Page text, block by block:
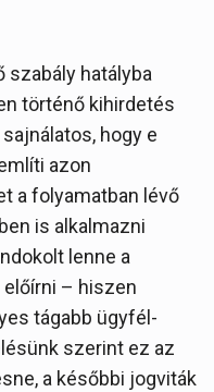
szabály hatályba
történő kihirdetés
hogy e
azon
a folyamatban lévő
is alkalmazni
lenne a
– hiszen
tágabb ügyfél-
szerint ez az
a későbbi jogviták